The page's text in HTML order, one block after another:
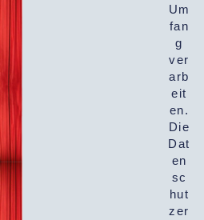
Um
fan
g
ver
arb
eit
en.
Die
Dat
en
sc
hut
zer